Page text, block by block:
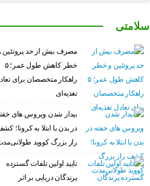
سلامتی
مصرف بیش از حد پروتئین
خطر کاهش طول عمر؛ ۵
راهکار متخصصان برای
تغذیه‌ای
بیدار شدن ویروس‌ های
در بدن با ابتلا به کرونا؛
راز بزرگ کووید
تایید اولین تلفات گسترده
پرندگان دریایی بر اثر